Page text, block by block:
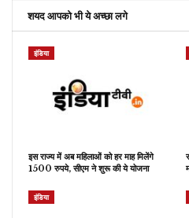
शयद आपको भी ये अच्छा लगे
इंडिया
इस राज्य में अब महिलाओं को हर माह मिलेंगे
1500 रुपये, सीएम ने शुरू की ये योजना
इंडिया